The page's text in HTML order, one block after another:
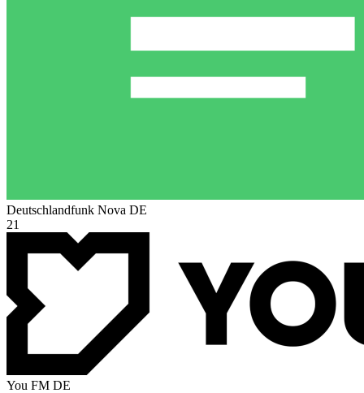
Deutschlandfunk Nova DE
21
You FM DE